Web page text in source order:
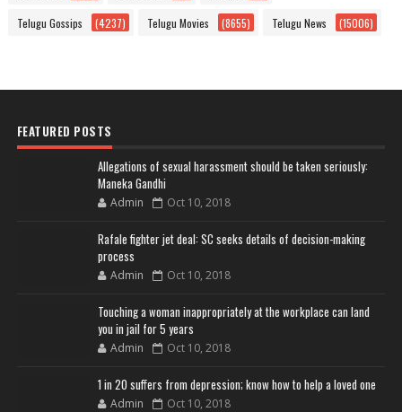
Telugu Gossips (4237) Telugu Movies (8655) Telugu News (15006)
FEATURED POSTS
Allegations of sexual harassment should be taken seriously:
Maneka Gandhi
Admin Oct 10, 2018
Rafale fighter jet deal: SC seeks details of decision-making
process
Admin Oct 10, 2018
Touching a woman inappropriately at the workplace can land
you in jail for 5 years
Admin Oct 10, 2018
1 in 20 suffers from depression; know how to help a loved one
Admin Oct 10, 2018